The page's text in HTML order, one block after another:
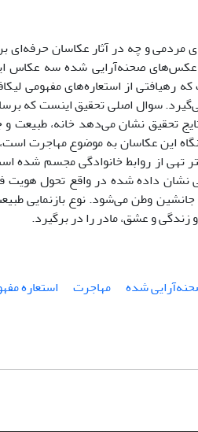
و چه در آثار عکاسان حرفه‌ای
عکس‌های صحنه‌آرایی شده سه عکاس
که رهیافتی از استعاره‌های مفهومی
سوال اصلی تحقیق اینست که
تحقیق نشان می‌دهد خانه، طبیعت و
این عکاسان به موضوع مهاجرت
تهی از روابط خانوادگی مجسم شده
نشان داده شده در واقع تحول
وطن می‌شود. نوع بازنمایی
زندگی و عشق، مادر را در برگیرد.
شده مهاجرت
استعاره